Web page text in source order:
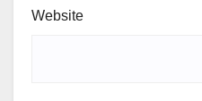
Website